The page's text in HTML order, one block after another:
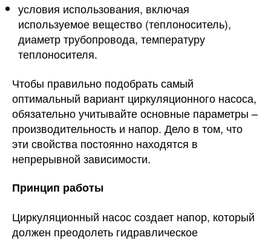
условия использования, включая
используемое вещество (теплоноситель),
диаметр трубопровода, температуру
теплоносителя.
Чтобы правильно подобрать самый
оптимальный вариант циркуляционного насоса,
обязательно учитывайте основные параметры –
производительность и напор. Дело в том, что
эти свойства постоянно находятся в
непрерывной зависимости.
Принцип работы
Циркуляционный насос создает напор, который
должен преодолеть гидравлическое